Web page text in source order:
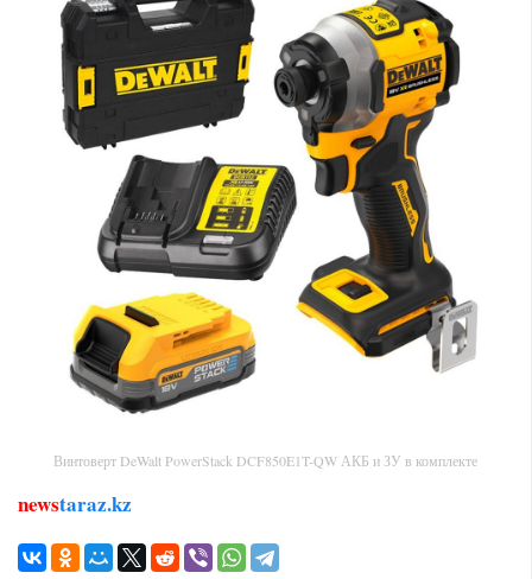
Винтоверт DeWalt PowerStack DCF850E1T-QW АКБ и ЗУ в комплекте
newstaraz.kz